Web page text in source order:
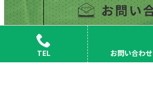
TEL お問い合わせ